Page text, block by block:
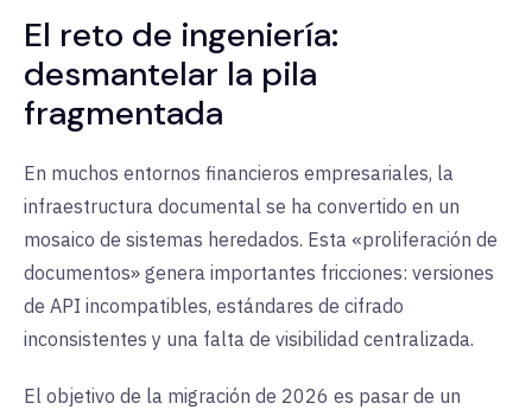
El reto de ingeniería:
desmantelar la pila
fragmentada
En muchos entornos financieros empresariales, la
infraestructura documental se ha convertido en un
mosaico de sistemas heredados. Esta «proliferación de
documentos» genera importantes fricciones: versiones
de API incompatibles, estándares de cifrado
inconsistentes y una falta de visibilidad centralizada.
El objetivo de la migración de 2026 es pasar de un